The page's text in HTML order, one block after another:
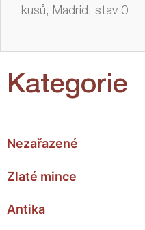
Kategorie
Nezařazené
Zlaté mince
Antika
kusů, Madrid, stav 0